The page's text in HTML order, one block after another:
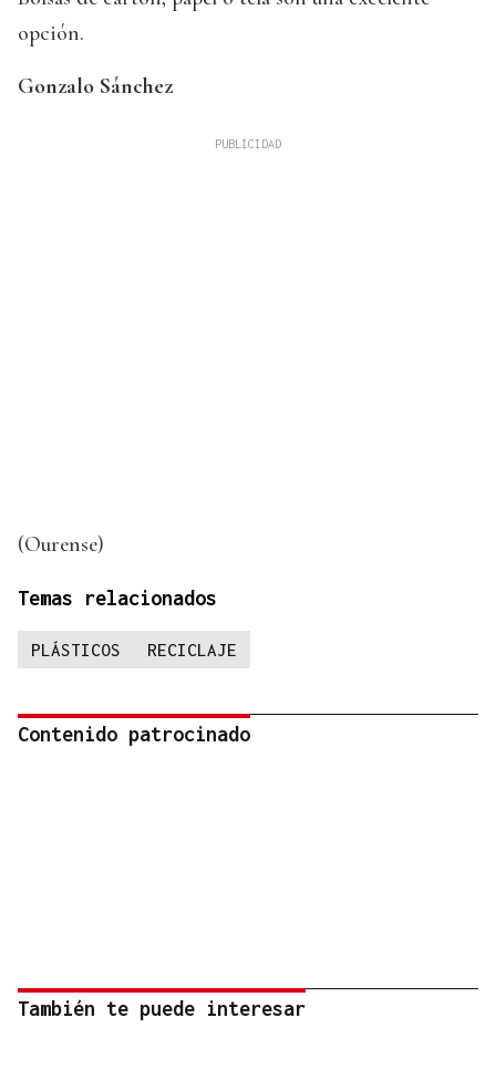
opción.
Gonzalo Sánchez
(Ourense)
Temas relacionados
PLÁSTICOS RECICLAJE
Contenido patrocinado
También te puede interesar